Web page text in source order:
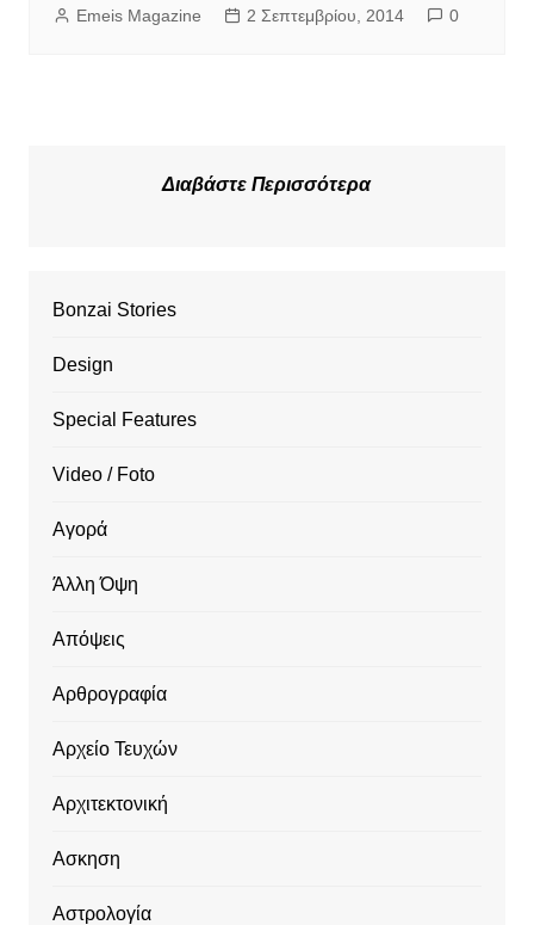
Emeis Magazine 2 Σεπτεμβρίου, 2014 0
Διαβάστε Περισσότερα
Bonzai Stories
Design
Special Features
Video / Foto
Αγορά
Άλλη Όψη
Απόψεις
Αρθρογραφία
Αρχείο Τευχών
Αρχιτεκτονική
Ασκηση
Αστρολογία